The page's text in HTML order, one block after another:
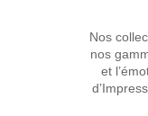
Nos
nos
et